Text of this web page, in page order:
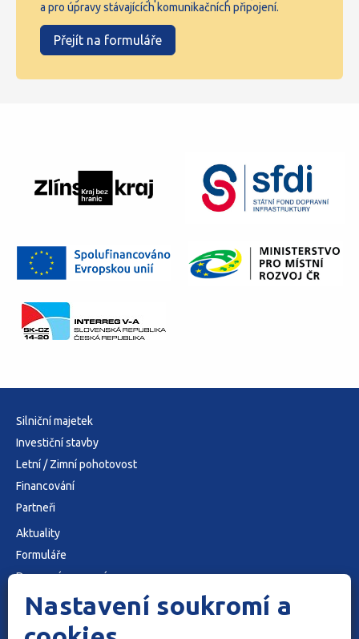
a pro úpravy stávajících komunikačních připojení.
Přejít na formuláře
Silniční majetek
Investiční stavby
Letní / Zimní pohotovost
Financování
Partneři
Aktuality
Formuláře
Dopravní omezení
O nás
Nastavení soukromí a